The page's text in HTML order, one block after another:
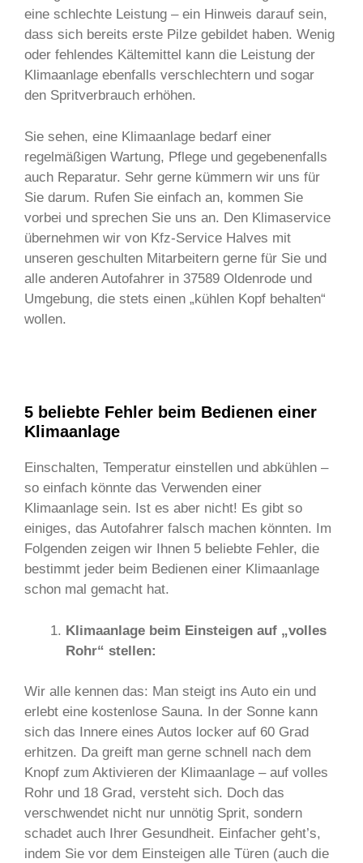
eine schlechte Leistung – ein Hinweis darauf sein,
dass sich bereits erste Pilze gebildet haben. Wenig
oder fehlendes Kältemittel kann die Leistung der
Klimaanlage ebenfalls verschlechtern und sogar
den Spritverbrauch erhöhen.
Sie sehen, eine Klimaanlage bedarf einer
regelmäßigen Wartung, Pflege und gegebenenfalls
auch Reparatur. Sehr gerne kümmern wir uns für
Sie darum. Rufen Sie einfach an, kommen Sie
vorbei und sprechen Sie uns an. Den Klimaservice
übernehmen wir von Kfz-Service Halves mit
unseren geschulten Mitarbeitern gerne für Sie und
alle anderen Autofahrer in 37589 Oldenrode und
Umgebung, die stets einen „kühlen Kopf behalten“
wollen.
5 beliebte Fehler beim Bedienen einer
Klimaanlage
Einschalten, Temperatur einstellen und abkühlen –
so einfach könnte das Verwenden einer
Klimaanlage sein. Ist es aber nicht! Es gibt so
einiges, das Autofahrer falsch machen könnten. Im
Folgenden zeigen wir Ihnen 5 beliebte Fehler, die
bestimmt jeder beim Bedienen einer Klimaanlage
schon mal gemacht hat.
Klimaanlage beim Einsteigen auf „volles
Rohr“ stellen:
Wir alle kennen das: Man steigt ins Auto ein und
erlebt eine kostenlose Sauna. In der Sonne kann
sich das Innere eines Autos locker auf 60 Grad
erhitzen. Da greift man gerne schnell nach dem
Knopf zum Aktivieren der Klimaanlage – auf volles
Rohr und 18 Grad, versteht sich. Doch das
verschwendet nicht nur unnötig Sprit, sondern
schadet auch Ihrer Gesundheit. Einfacher geht’s,
indem Sie vor dem Einsteigen alle Türen (auch die